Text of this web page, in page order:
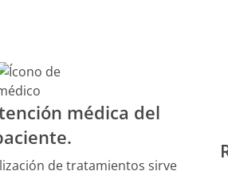
médica del
de tratamientos sirve